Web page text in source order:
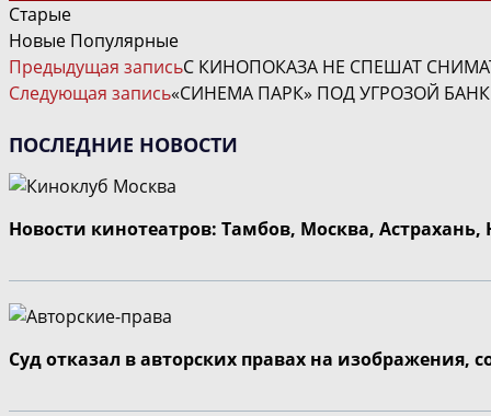
Старые
Новые Популярные
ЧИТАТЬ
ДАЛЕЕ
СТАТЬИ
Предыдущая записьС КИНОПОКАЗА НЕ СПЕШАТ
Следующая запись«СИНЕМА ПАРК» ПОД УГРОЗОЙ
ПОСЛЕДНИЕ НОВОСТИ
Новости кинотеатров: Тамбов, Москва,
Суд отказал в авторских правах на изображения,